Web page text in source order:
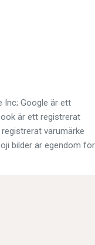
Inc; Google är ett
är ett registrerat
varumärke
bilder är egendom för